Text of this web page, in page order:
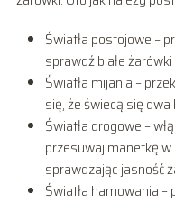
Światła postojowe –
sprawdź białe
Światła mijania –
się, że świecą się dwa
Światła drogowe –
przesuwaj manetkę
sprawdzając jasność
Światła hamowania